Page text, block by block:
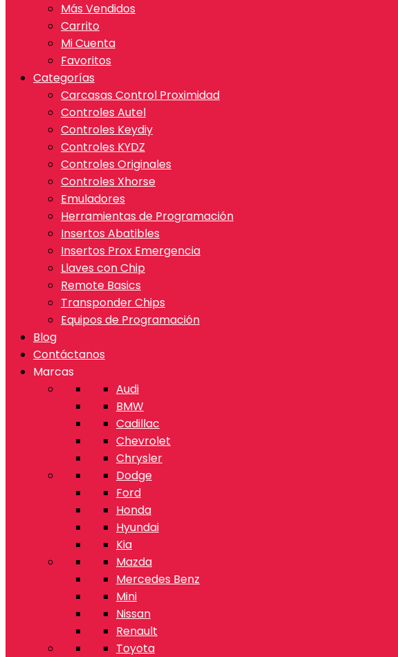
Más Vendidos
Carrito
Mi Cuenta
Favoritos
Categorías
Carcasas Control Proximidad
Controles Autel
Controles Keydiy
Controles KYDZ
Controles Originales
Controles Xhorse
Emuladores
Herramientas de Programación
Insertos Abatibles
Insertos Prox Emergencia
Llaves con Chip
Remote Basics
Transponder Chips
Equipos de Programación
Blog
Contáctanos
Marcas
Audi
BMW
Cadillac
Chevrolet
Chrysler
Dodge
Ford
Honda
Hyundai
Kia
Mazda
Mercedes Benz
Mini
Nissan
Renault
Toyota